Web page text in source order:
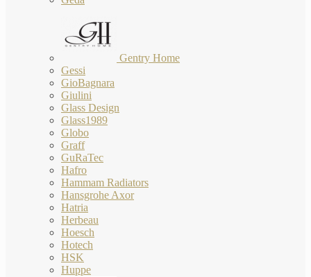
Gentry Home
Gessi
GioBagnara
Giulini
Glass Design
Glass1989
Globo
Graff
GuRaTec
Hafro
Hammam Radiators
Hansgrohe Axor
Hatria
Herbeau
Hoesch
Hotech
HSK
Huppe